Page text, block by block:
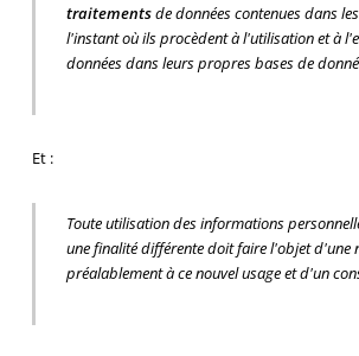
traitementsde données contenues dans
l'instant où ils procèdent à l'utilisation et à
données dans leurs propres bases de
Et :
Toute utilisation des informations
une finalité différente doit faire l'objet d'une
préalablement à ce nouvel usage et d'un